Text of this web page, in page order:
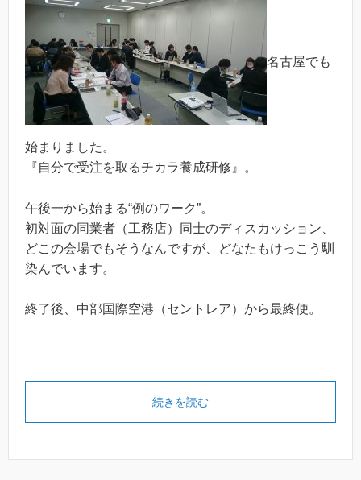
名古屋でも
始まりました。
『自分で受注を取るチカラ養成研修』。
午後一から始まる“例のワーク”。
初対面の同業者（工務店）同士のディスカッション、
どこの会場でもそうなんですが、どなたもけっこう馴
染んでいます。
終了後、中部国際空港（セントレア）から最終便。
続きを読む